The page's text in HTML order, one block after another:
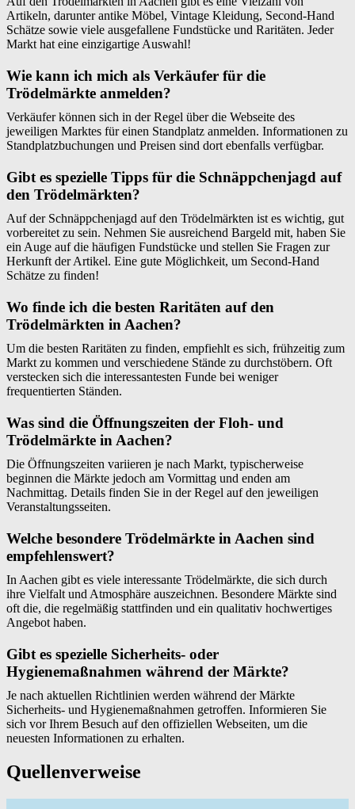
Artikeln, darunter antike Möbel, Vintage Kleidung, Second-Hand
Schätze sowie viele ausgefallene Fundstücke und Raritäten. Jeder
Markt hat eine einzigartige Auswahl!
Wie kann ich mich als Verkäufer für die
Trödelmärkte anmelden?
Verkäufer können sich in der Regel über die Webseite des
jeweiligen Marktes für einen Standplatz anmelden. Informationen zu
Standplatzbuchungen und Preisen sind dort ebenfalls verfügbar.
Gibt es spezielle Tipps für die Schnäppchenjagd auf
den Trödelmärkten?
Auf der Schnäppchenjagd auf den Trödelmärkten ist es wichtig, gut
vorbereitet zu sein. Nehmen Sie ausreichend Bargeld mit, haben Sie
ein Auge auf die häufigen Fundstücke und stellen Sie Fragen zur
Herkunft der Artikel. Eine gute Möglichkeit, um Second-Hand
Schätze zu finden!
Wo finde ich die besten Raritäten auf den
Trödelmärkten in Aachen?
Um die besten Raritäten zu finden, empfiehlt es sich, frühzeitig zum
Markt zu kommen und verschiedene Stände zu durchstöbern. Oft
verstecken sich die interessantesten Funde bei weniger
frequentierten Ständen.
Was sind die Öffnungszeiten der Floh- und
Trödelmärkte in Aachen?
Die Öffnungszeiten variieren je nach Markt, typischerweise
beginnen die Märkte jedoch am Vormittag und enden am
Nachmittag. Details finden Sie in der Regel auf den jeweiligen
Veranstaltungsseiten.
Welche besondere Trödelmärkte in Aachen sind
empfehlenswert?
In Aachen gibt es viele interessante Trödelmärkte, die sich durch
ihre Vielfalt und Atmosphäre auszeichnen. Besondere Märkte sind
oft die, die regelmäßig stattfinden und ein qualitativ hochwertiges
Angebot haben.
Gibt es spezielle Sicherheits- oder
Hygienemaßnahmen während der Märkte?
Je nach aktuellen Richtlinien werden während der Märkte
Sicherheits- und Hygienemaßnahmen getroffen. Informieren Sie
sich vor Ihrem Besuch auf den offiziellen Webseiten, um die
neuesten Informationen zu erhalten.
Quellenverweise